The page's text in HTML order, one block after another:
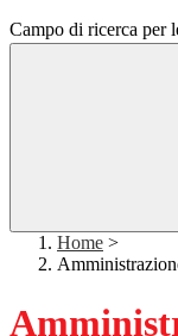
Campo di ricerca per
Home >